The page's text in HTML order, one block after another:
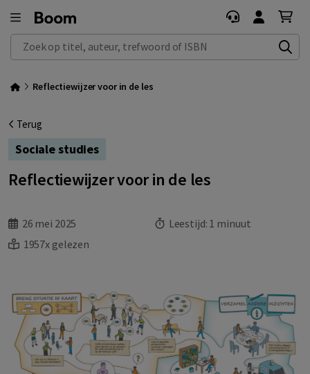
Zoek op titel, auteur, trefwoord of ISBN
Reflectiewijzer voor in de les
Terug
Sociale studies
Reflectiewijzer voor in de les
26 mei 2025 Leestijd: 1 minuut
1957x gelezen